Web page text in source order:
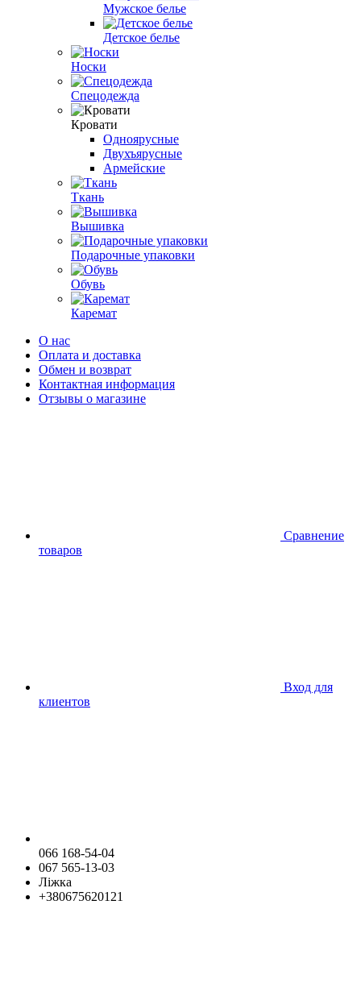
Мужское белье
Детское белье
Носки
Спецодежда
Кровати
Одноярусные
Двухъярусные
Армейские
Ткань
Вышивка
Подарочные упаковки
Обувь
Каремат
О нас
Оплата и доставка
Обмен и возврат
Контактная информация
Отзывы о магазине
Сравнение
товаров
Вход для
клиентов
066 168-54-04
067 565-13-03
Ліжка
+380675620121